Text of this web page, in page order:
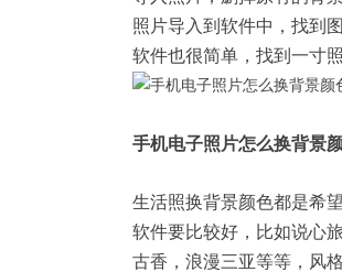
照片导入到软件中，找到
软件也很简单，找到一寸
手机电子照片怎么换背景
生活照换背景颜色都是希
软件要比较好，比如说心旅
古香，浪漫三亚等等，风